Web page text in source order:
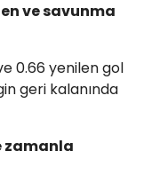
ve savunma
0.66 yenilen gol
geri kalanında
zamanla